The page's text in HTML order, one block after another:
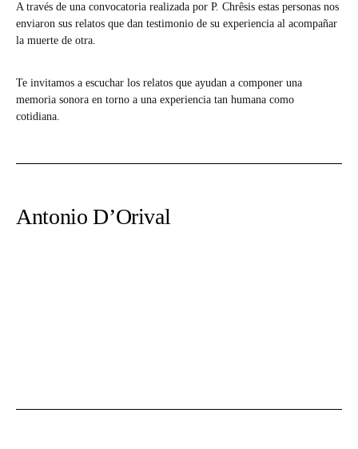
A través de una convocatoria realizada por P. Chrêsis estas personas nos
enviaron sus relatos que dan testimonio de su experiencia al acompañar
la muerte de otra.
Te invitamos a escuchar los relatos que ayudan a componer una
memoria sonora en torno a una experiencia tan humana como
cotidiana.
Antonio D’Orival